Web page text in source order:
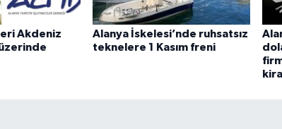
Akdeniz
Alanya İskelesi’nde ruhsatsız
teknelere 1 Kasım freni